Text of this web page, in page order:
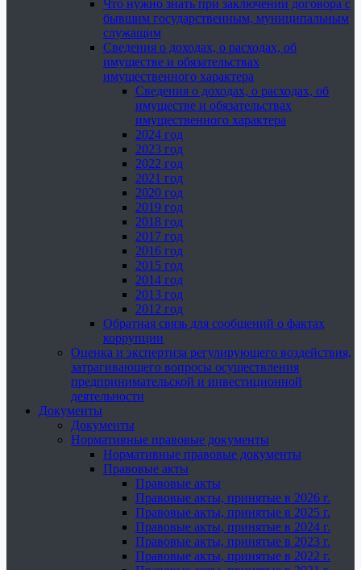
Что нужно знать при заключении договора с
бывшим государственным, муниципальным
служащим
Сведения о доходах, о расходах, об
имуществе и обязательствах
имущественного характера
Сведения о доходах, о расходах, об
имуществе и обязательствах
имущественного характера
2024 год
2023 год
2022 год
2021 год
2020 год
2019 год
2018 год
2017 год
2016 год
2015 год
2014 год
2013 год
2012 год
Обратная связь для сообщений о фактах
коррупции
Оценка и экспертиза регулирующего воздействия,
затрагивающего вопросы осуществления
предпринимательской и инвестиционной
деятельности
Документы
Документы
Нормативные правовые документы
Нормативные правовые документы
Правовые акты
Правовые акты
Правовые акты, принятые в 2026 г.
Правовые акты, принятые в 2025 г.
Правовые акты, принятые в 2024 г.
Правовые акты, принятые в 2023 г.
Правовые акты, принятые в 2022 г.